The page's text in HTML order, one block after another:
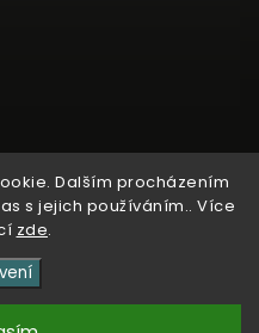
Dalším procházením
s jejich používáním.. Více
zde.